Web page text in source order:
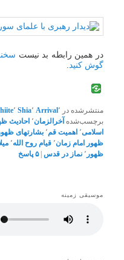
در همین رابطه بد نیست
گوش کنید
منتشرشده در Arrival٬ Shia٬ ٬
برچسب‌شده آخرالزمان٬ احادیث
اسلامی٬ اهمیت قم٬ بشارتهای
ظهور امام زمان٬ قیام روح الله٬
ظهور ٬ نماز در قدس |۵پاسخ
موسیقی زمینه